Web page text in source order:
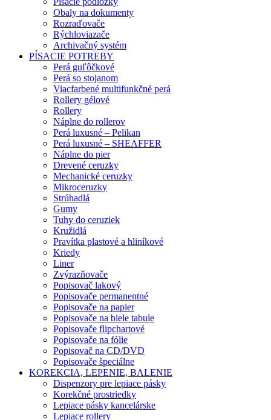
Obaly na dokumenty
Rozraďovače
Rýchloviazače
Archivačný systém
PÍSACIE POTREBY
Perá guľôčkové
Perá so stojanom
Viacfarbené multifunkčné perá
Rollery gélové
Rollery
Náplne do rollerov
Perá luxusné – Pelikan
Perá luxusné – SHEAFFER
Náplne do pier
Drevené ceruzky
Mechanické ceruzky
Mikroceruzky
Strúhadlá
Gumy
Tuhy do ceruziek
Kružidlá
Pravítka plastové a hliníkové
Kriedy
Liner
Zvýrazňovače
Popisovač lakový
Popisovače permanentné
Popisovače na papier
Popisovače na biele tabule
Popisovače flipchartové
Popisovače na fólie
Popisovač na CD/DVD
Popisovače špeciálne
KOREKCIA, LEPENIE, BALENIE
Dispenzory pre lepiace pásky
Korekčné prostriedky
Lepiace pásky kancelárske
Lepiace rollery